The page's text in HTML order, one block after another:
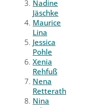
Nadine
Jäschke
Maurice
Lina
Jessica
Pohle
Xenia
Rehfuß
Nena
Retterath
Nina